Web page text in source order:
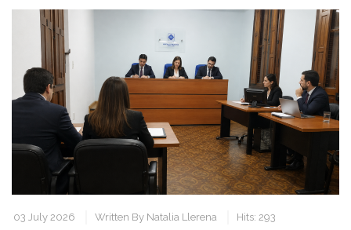
03 July 2026 Written By Natalia Llerena Hits: 293